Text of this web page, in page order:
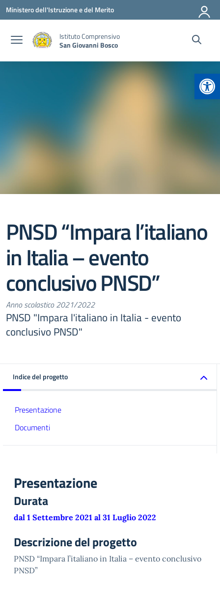
Vai ai contenuti
Vai al menu di navigazione
Vai al footer
Ministero dell'Istruzione e del Merito
Istituto Comprensivo
San Giovanni Bosco
PNSD “Impara l’italiano
in Italia – evento
conclusivo PNSD”
Anno scolastico 2021/2022
PNSD "Impara l'italiano in Italia - evento
conclusivo PNSD"
Indice del progetto
Presentazione
Documenti
Presentazione
Durata
dal 1 Settembre 2021 al 31 Luglio 2022
Descrizione del progetto
PNSD “Impara l’italiano in Italia – evento conclusivo
PNSD”